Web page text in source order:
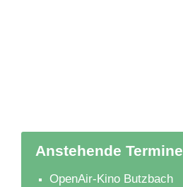
Anstehende Termine
OpenAir-Kino Butzbach